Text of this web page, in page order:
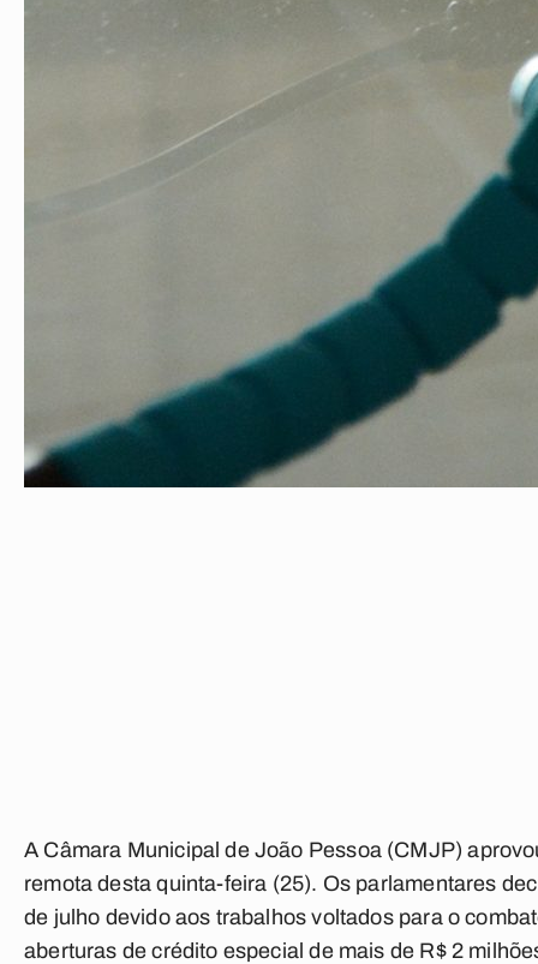
A Câmara Municipal de João Pessoa (CMJP)
remota desta quinta-feira (25). Os parlamentares
de julho devido aos trabalhos voltados para o
aberturas de crédito especial de mais de R$ 2